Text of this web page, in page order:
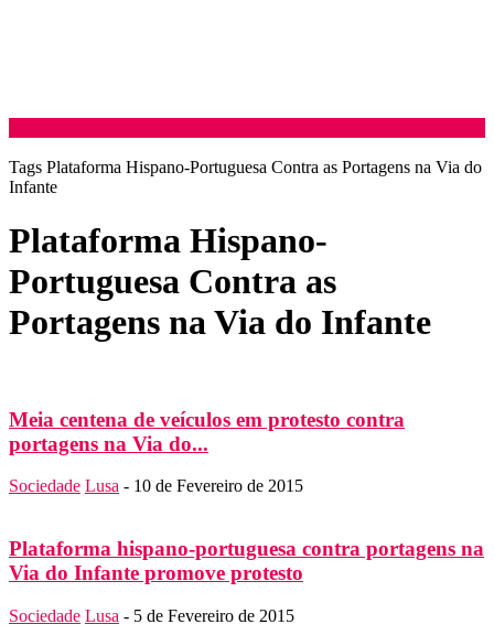
Tags Plataforma Hispano-Portuguesa Contra as Portagens na Via do
Infante
Plataforma Hispano-
Portuguesa Contra as
Portagens na Via do Infante
Meia centena de veículos em protesto contra
portagens na Via do...
Sociedade Lusa - 10 de Fevereiro de 2015
Plataforma hispano-portuguesa contra portagens na
Via do Infante promove protesto
Sociedade Lusa - 5 de Fevereiro de 2015